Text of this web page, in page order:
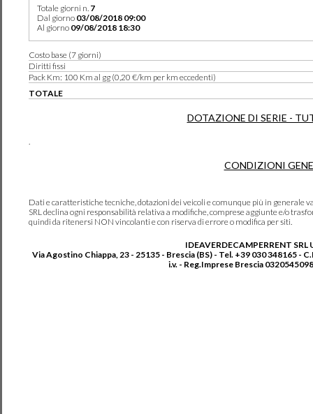
Totale giorni n. 7
Dal giorno 03/08/2018 09:00
Al giorno 09/08/2018 18:30
Costo base (7 giorni)
Diritti fissi
Pack Km: 100 Km al gg (0,20 €/km per km eccedenti)
TOTALE
DOTAZIONE DI SERIE -
.
CONDIZIONI
Dati e caratteristiche tecniche, dotazioni dei veicoli e comunque più in generale
SRL declina ogni responsabilità relativa a modifiche, comprese aggiunte e/o
quindi da ritenersi NON vincolanti e con riserva di errore o modifica per siti.
IDEAVERDECAMPERRENT SRL
Via Agostino Chiappa, 23 - 25135 - Brescia (BS) - Tel. +39 030 348165 -
i.v. - Reg.Imprese Brescia